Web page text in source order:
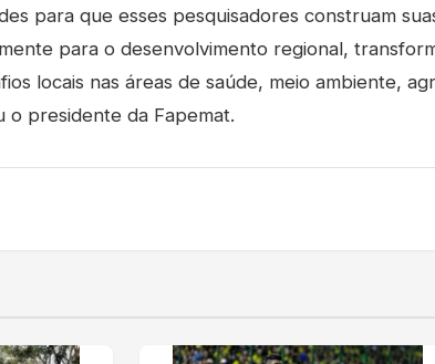
para que esses pesquisadores construam
para o desenvolvimento regional,
locais nas áreas de saúde, meio ambiente,
o presidente da Fapemat.